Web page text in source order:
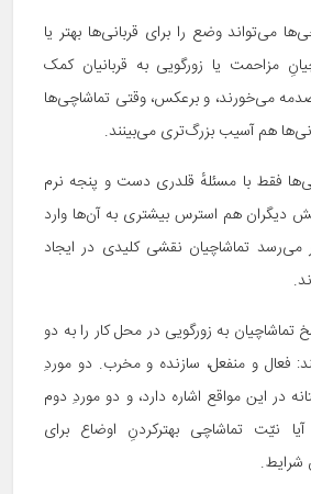
می‌تواند وضع را برای قربانی‌ها بهتر یا
مزاحمت یا زورگویی به قربانیان کمک
صدمه می‌خورند، و برعکس، وقتی تماشاچی‌ها
هم آسیب بزرگ‌تری می‌بینند.
فقط با مسئلهٔ قلدری دست و پنجه نرم
دیگران هم استرس بیشتری به آن‌ها وارد
می‌رسد تماشاچیان نقشی کلیدی در ایجاد
به زورگویی در محل کار را به دو
فعال و منفعل، سازنده و مخرب. دو موردِ
در این مواقع اشاره دارد، و دو موردِ دوم
نیّت تماشاچی بهترکردنِ اوضاع برای
شرایط.